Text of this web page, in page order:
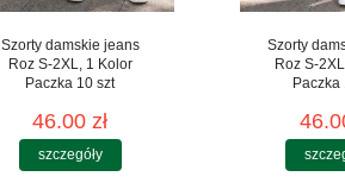
Szorty damskie jeans
Roz S-2XL, 1 Kolor
Paczka 10 szt
46.00 zł
szczegóły
Szorty
Roz S-
Paczka